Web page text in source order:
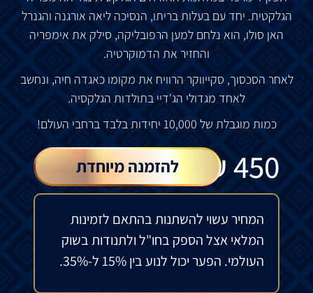
הגלקטית. יחד עם בעלות בריתו, הנסיכה ליאה אורגנה והגנרל
האן סולו, הוא נלחם למען הרפובליקה, סילק את אימפריה
והחזיר את הדמוקרטיה.
לאחר הסכסוך, סקייווקר הרוויח את מקומו כאגדה חיה, ונחשב
לאחד מגדולי הג'דיי בתולדות הגלקסיה.
כמות מוגבלת של 10,000 יחידות בלבד ברחבי העולם!
450
₪ להזמנה מיוחדת
המחיר עשוי להשתנות בהתאם לזמינות
המלאי אצל הספק בחו"ל ולתנודות בשוק
העולמי. הפער יכול לנוע בין 15% ל-35%.